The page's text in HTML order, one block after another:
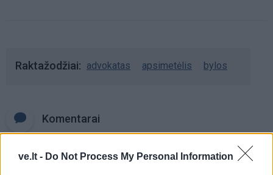
ve.lt - Do Not Process My Personal Information
Raktažodžiai advokatas apsimetėlis bylos
Komentarai
Rašyti komentarą